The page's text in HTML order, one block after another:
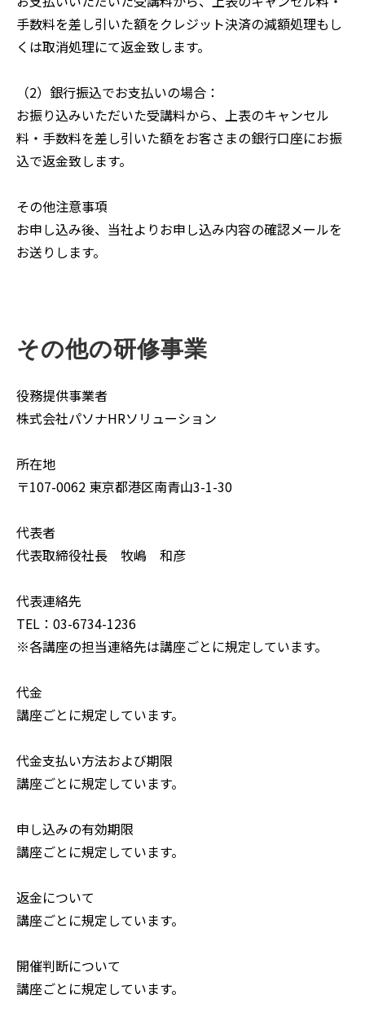
手数料を差し引いた額をクレジット決済の減額処理もし
くは取消処理にて返金致します。
（2）銀行振込でお支払いの場合：
お振り込みいただいた受講料から、上表のキャンセル
料・手数料を差し引いた額をお客さまの銀行口座にお振
込で返金致します。
その他注意事項
お申し込み後、当社よりお申し込み内容の確認メールを
お送りします。
その他の研修事業
役務提供事業者
株式会社パソナHRソリューション
所在地
〒107-0062 東京都港区南青山3-1-30
代表者
代表取締役社長 牧嶋 和彦
代表連絡先
TEL：03-6734-1236
※各講座の担当連絡先は講座ごとに規定しています。
代金
講座ごとに規定しています。
代金支払い方法および期限
講座ごとに規定しています。
申し込みの有効期限
講座ごとに規定しています。
返金について
講座ごとに規定しています。
開催判断について
講座ごとに規定しています。